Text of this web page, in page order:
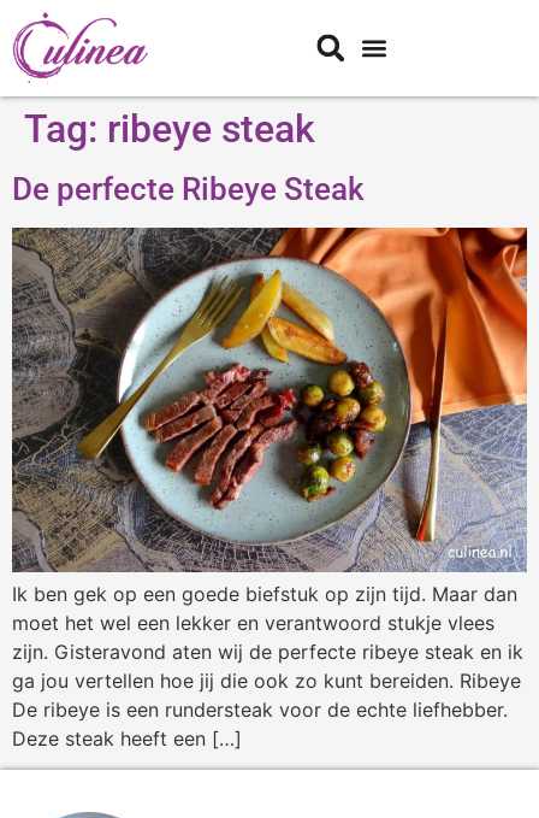
Tag: ribeye steak
De perfecte Ribeye Steak
Ik ben gek op een goede biefstuk op zijn tijd. Maar dan
moet het wel een lekker en verantwoord stukje vlees
zijn. Gisteravond aten wij de perfecte ribeye steak en ik
ga jou vertellen hoe jij die ook zo kunt bereiden. Ribeye
De ribeye is een rundersteak voor de echte liefhebber.
Deze steak heeft een […]